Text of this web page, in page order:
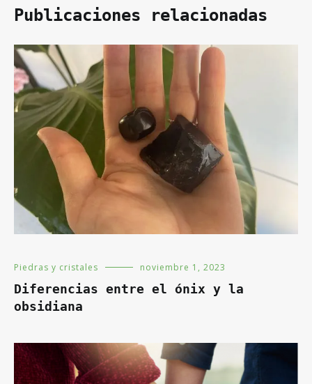
Publicaciones relacionadas
Piedras y cristales noviembre 1, 2023
Diferencias entre el ónix y la
obsidiana